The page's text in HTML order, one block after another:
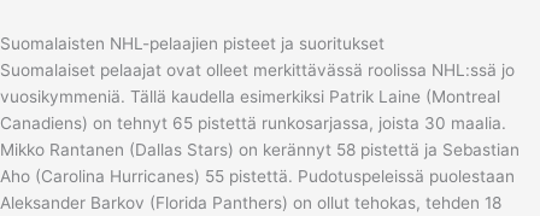
Suomalaisten NHL-pelaajien pisteet ja suoritukset
Suomalaiset pelaajat ovat olleet merkittävässä roolissa NHL:ssä jo
vuosikymmeniä. Tällä kaudella esimerkiksi Patrik Laine (Montreal
Canadiens) on tehnyt 65 pistettä runkosarjassa, joista 30 maalia.
Mikko Rantanen (Dallas Stars) on kerännyt 58 pistettä ja Sebastian
Aho (Carolina Hurricanes) 55 pistettä. Pudotuspeleissä puolestaan
Aleksander Barkov (Florida Panthers) on ollut tehokas, tehden 18